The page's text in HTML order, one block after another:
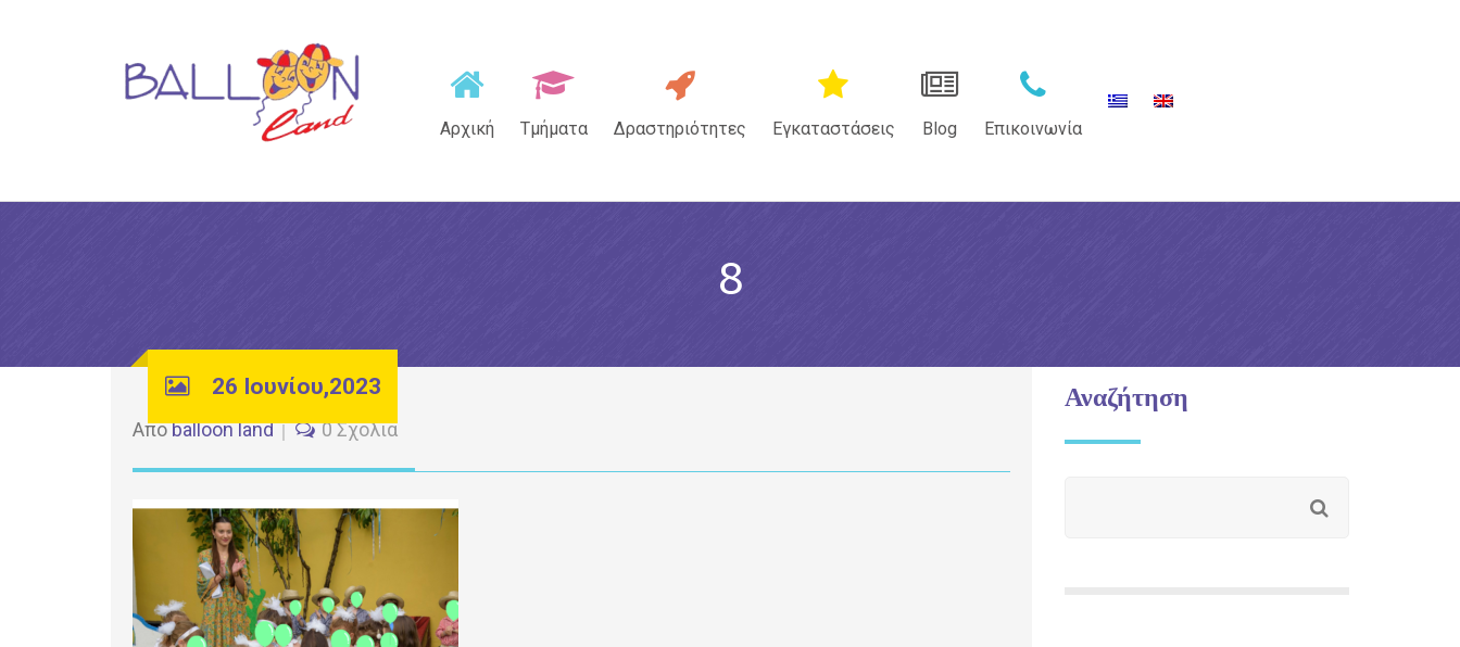
Αρχική Τμήματα Δραστηριότητες Εγκαταστάσεις Blog Επικοινωνία
8
26 Ιουνίου,2023
Απόballoon land 0 Σχόλια
Αναζήτηση